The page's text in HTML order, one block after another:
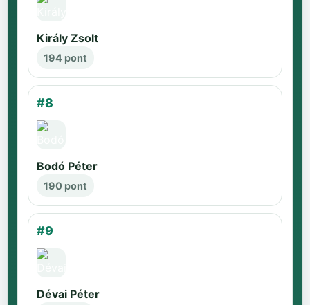
Király Zsolt
194 pont
#8
Bodó Péter
190 pont
#9
Dévai Péter